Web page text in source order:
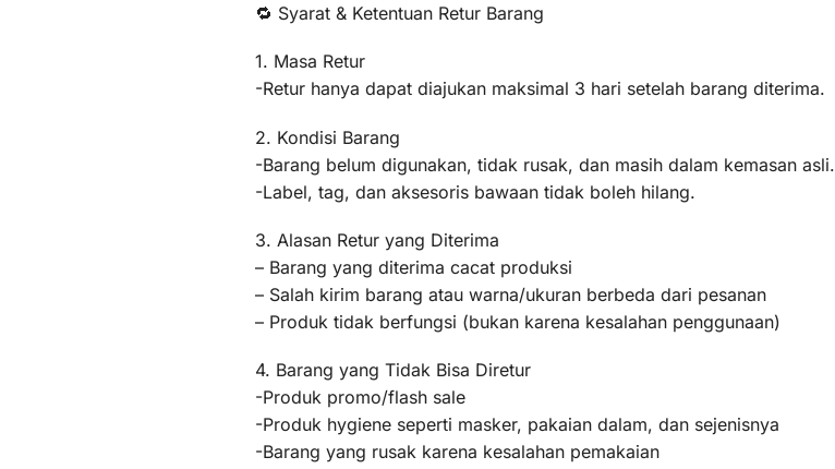
🔁 Syarat & Ketentuan Retur Barang
1. Masa Retur
-Retur hanya dapat diajukan maksimal 3 hari setelah barang diterima.
2. Kondisi Barang
-Barang belum digunakan, tidak rusak, dan masih dalam kemasan asli.
-Label, tag, dan aksesoris bawaan tidak boleh hilang.
3. Alasan Retur yang Diterima
– Barang yang diterima cacat produksi
– Salah kirim barang atau warna/ukuran berbeda dari pesanan
– Produk tidak berfungsi (bukan karena kesalahan penggunaan)
4. Barang yang Tidak Bisa Diretur
-Produk promo/flash sale
-Produk hygiene seperti masker, pakaian dalam, dan sejenisnya
-Barang yang rusak karena kesalahan pemakaian